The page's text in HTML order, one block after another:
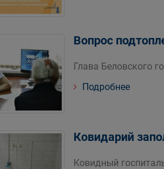
Вопрос
Глава Беловского
Подробнее
Ковидарий
Ковидный